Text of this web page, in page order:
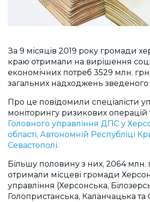
За 9 місяців 2019 року громади
краю отримали на вирішення
економічних потреб 3529 млн.
загальних надходжень
Про це повідомили спеціалісти
моніторингу ризикових операцій
Головного управління ДПС у
області, Автономній Республіці
Севастополі.
Більшу половину з них, 2064 млн.
отримали місцеві громади
управління (Херсонська,
Голопристанська, Каланчацька